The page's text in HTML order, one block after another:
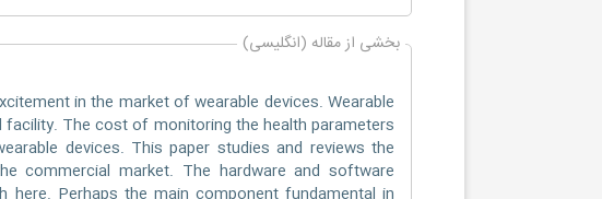
بخشی از مقاله (انگلیسی)
in the market of wearable devices. Wearable
The cost of monitoring the health parameters
devices. This paper studies and reviews the
commercial market. The hardware and software